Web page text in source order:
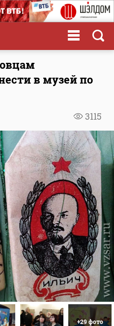
в музей по
3115
+29 фото